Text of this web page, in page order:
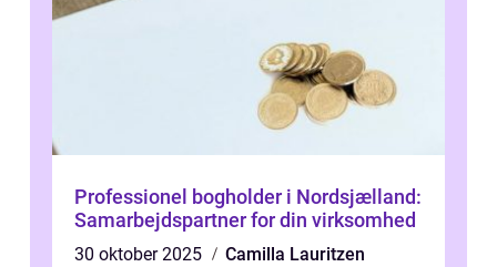
Professionel bogholder i Nordsjælland:
Samarbejdspartner for din virksomhed
30 oktober 2025
Camilla Lauritzen